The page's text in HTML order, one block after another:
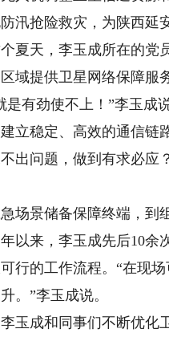
抢险救灾，为陕西延安
天，李玉成所在的党
域提供卫星网络保障服
有劲使不上！”李玉成
立稳定、高效的通信链
问题，做到有求必应？
景储备保障终端，到
以来，李玉成先后10余
行的工作流程。“在现
。”李玉成说。
成和同事们不断优化